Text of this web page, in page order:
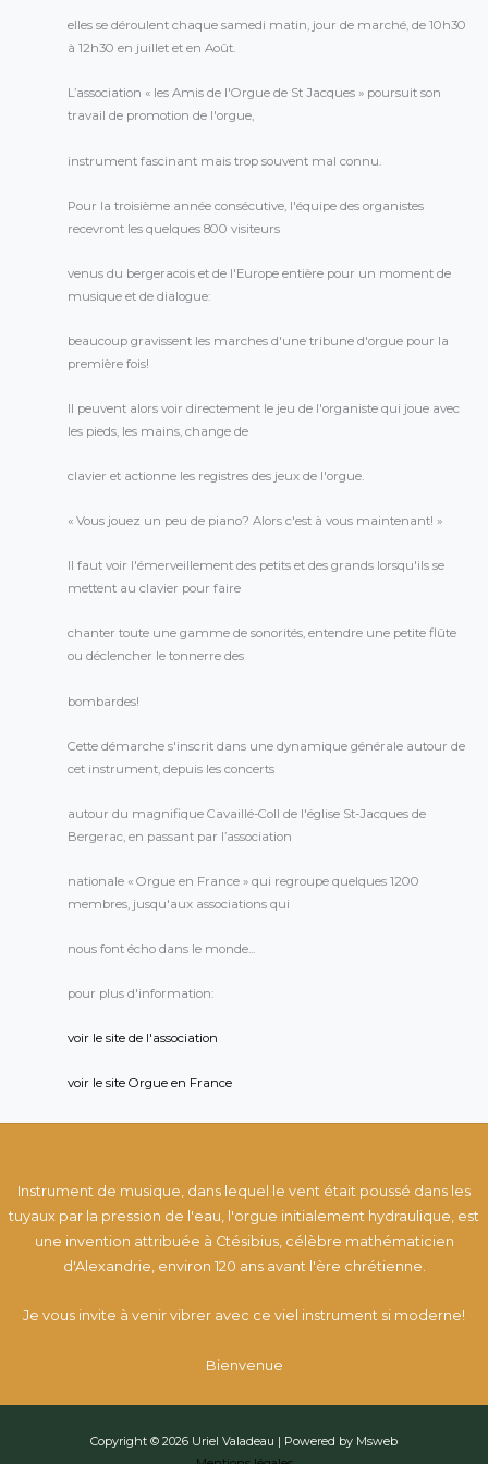
elles se déroulent chaque samedi matin, jour de marché, de 10h30
à 12h30 en juillet et en Août.
L’association « les Amis de l'Orgue de St Jacques » poursuit son
travail de promotion de l'orgue,
instrument fascinant mais trop souvent mal connu.
Pour la troisième année consécutive, l'équipe des organistes
recevront les quelques 800 visiteurs
venus du bergeracois et de l'Europe entière pour un moment de
musique et de dialogue:
beaucoup gravissent les marches d'une tribune d'orgue pour la
première fois!
Il peuvent alors voir directement le jeu de l'organiste qui joue avec
les pieds, les mains, change de
clavier et actionne les registres des jeux de l'orgue.
« Vous jouez un peu de piano? Alors c'est à vous maintenant! »
Il faut voir l'émerveillement des petits et des grands lorsqu'ils se
mettent au clavier pour faire
chanter toute une gamme de sonorités, entendre une petite flûte
ou déclencher le tonnerre des
bombardes!
Cette démarche s'inscrit dans une dynamique générale autour de
cet instrument, depuis les concerts
autour du magnifique Cavaillé-Coll de l'église St-Jacques de
Bergerac, en passant par l’association
nationale « Orgue en France » qui regroupe quelques 1200
membres, jusqu'aux associations qui
nous font écho dans le monde...
pour plus d'information:
voir le site de l'association
voir le site Orgue en France
Instrument de musique, dans lequel le vent était poussé dans les
tuyaux par la pression de l'eau, l'orgue initialement hydraulique, est
une invention attribuée à Ctésibius, célèbre mathématicien
d'Alexandrie, environ 120 ans avant l'ère chrétienne.
Je vous invite à venir vibrer avec ce viel instrument si moderne!
Bienvenue
Copyright © 2026 Uriel Valadeau | Powered by Msweb